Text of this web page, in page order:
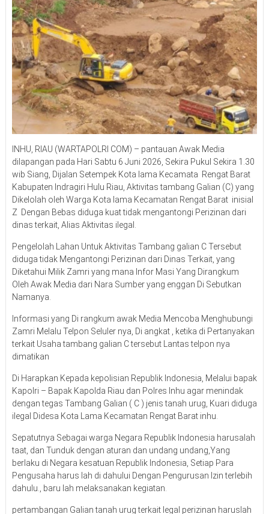
INHU, RIAU (WARTAPOLRI COM) – pantauan Awak Media
dilapangan pada Hari Sabtu 6 Juni 2026, Sekira Pukul Sekira 1.30
wib Siang, Dijalan Setempek Kota lama Kecamata Rengat Barat
Kabupaten Indragiri Hulu Riau, Aktivitas tambang Galian (C) yang
Dikelolah oleh Warga Kota lama Kecamatan Rengat Barat inisial
Z Dengan Bebas diduga kuat tidak mengantongi Perizinan dari
dinas terkait, Alias Aktivitas ilegal.
Pengelolah Lahan Untuk Aktivitas Tambang galian C Tersebut
diduga tidak Mengantongi Perizinan dari Dinas Terkait, yang
Diketahui Milik Zamri yang mana Infor Masi Yang Dirangkum
Oleh Awak Media dari Nara Sumber yang enggan Di Sebutkan
Namanya.
Informasi yang Di rangkum awak Media Mencoba Menghubungi
Zamri Melalu Telpon Seluler nya, Di angkat , ketika di Pertanyakan
terkait Usaha tambang galian C tersebut Lantas telpon nya
dimatikan
Di Harapkan Kepada kepolisian Republik Indonesia, Melalui bapak
Kapolri – Bapak Kapolda Riau dan Polres Inhu agar menindak
dengan tegas Tambang Galian ( C ) jenis tanah urug, Kuari diduga
ilegal Didesa Kota Lama Kecamatan Rengat Barat inhu.
Sepatutnya Sebagai warga Negara Republik Indonesia harusalah
taat, dan Tunduk dengan aturan dan undang undang,Yang
berlaku di Negara kesatuan Republik Indonesia, Setiap Para
Pengusaha harus lah di dahului Dengan Pengurusan Izin terlebih
dahulu., baru lah melaksanakan kegiatan.
pertambangan Galian tanah urug terkait legal perizinan haruslah